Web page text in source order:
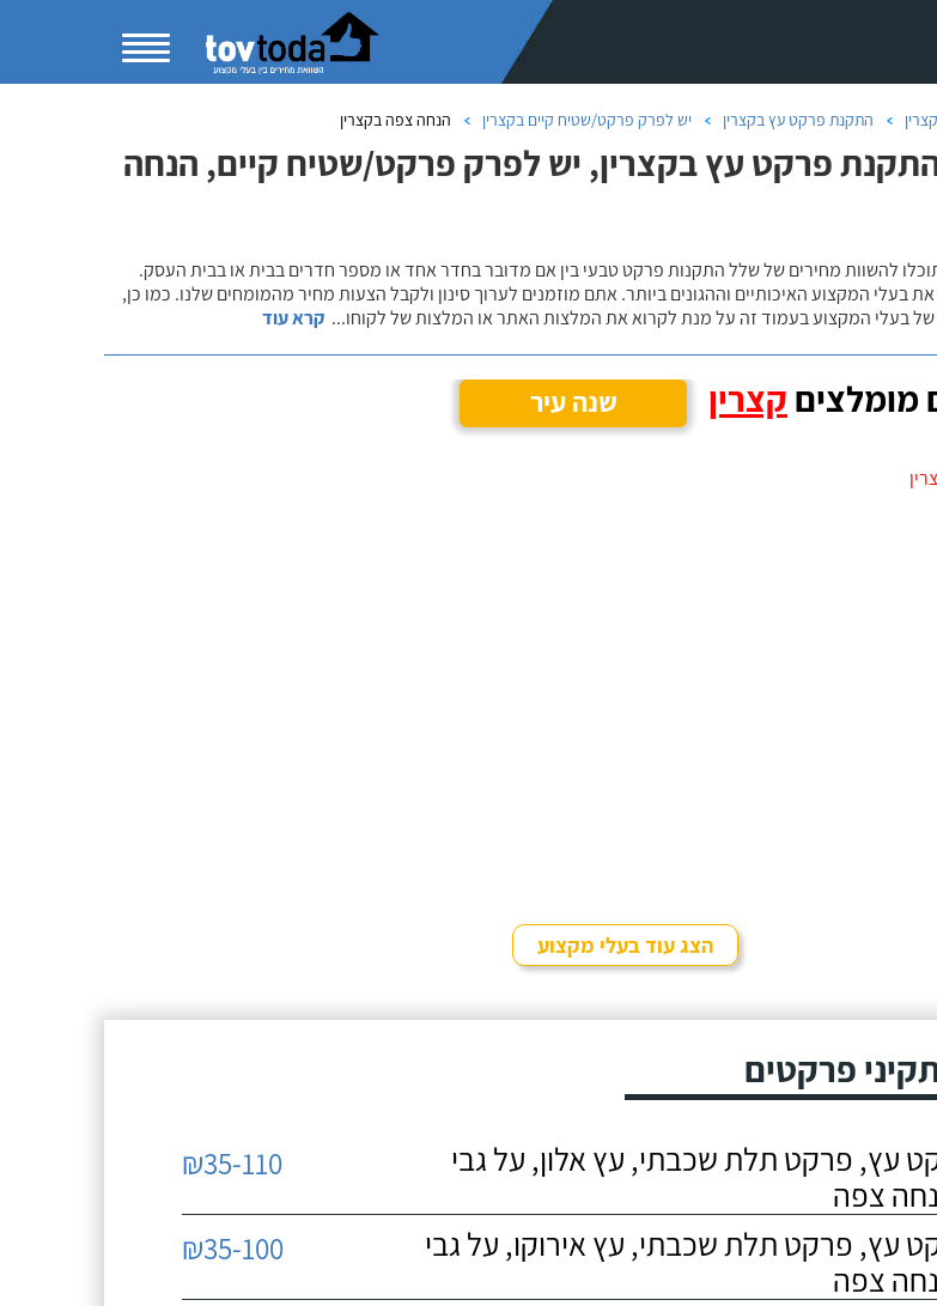
התקנת פרקט עץ בקצרין יש לפרק פרקט/שטיח קיים בקצרין הנחה צפה בקצרין
פרקט עץ בקצרין, יש לפרק פרקט/שטיח קיים, הנחה
להשוות מחירים של שלל התקנות פרקט טבעי בין אם מדובר בחדר אחד או מספר חדרים בבית או בבית העסק.
בעלי המקצוע האיכותיים וההגונים ביותר. אתם מוזמנים לערוך סינון ולקבל הצעות מחיר מהמומחים שלנו. כמו כן,
של בעלי המקצוע בעמוד זה על מנת לקרוא את המלצות האתר או המלצות של לקוחו... קרא עוד
מומלצים קצרין שנה עיר
הצג עוד בעלי מקצוע
פרקטים
עץ, פרקט תלת שכבתי, עץ אלון, על גבי
צפה
₪35-110
עץ, פרקט תלת שכבתי, עץ אירוקו, על גבי
צפה
₪35-100